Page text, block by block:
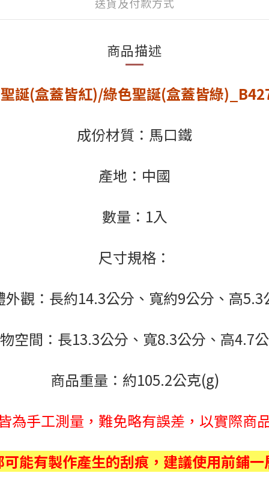
商品描述
誕(盒蓋皆紅)/綠色聖誕(盒蓋皆綠
成份材質：馬口鐵
產地：中國
數量：1入
尺寸規格：
外觀：長約14.3公分、寬約9公分、高5.3
空間：長13.3公分、寬8.3公分、高4.7
商品重量：約105.2公克(g)
為手工測量，難免略有誤差，以實際商
能有製作產生的刮痕，建議使用前鋪